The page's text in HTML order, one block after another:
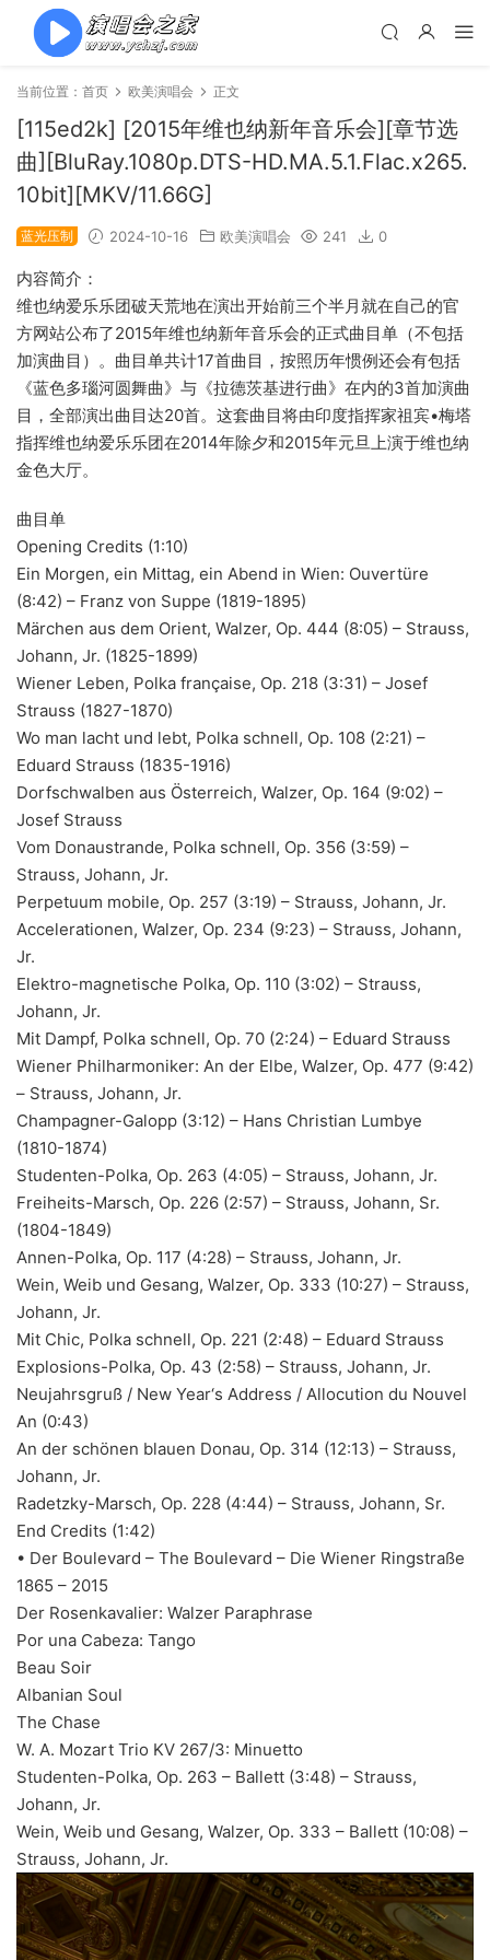
当前位置： 首页 欧美演唱会 正文
[115ed2k] [2015年维也纳新年音乐会][章节选
曲][BluRay.1080p.DTS-HD.MA.5.1.Flac.x265.
10bit][MKV/11.66G]
蓝光压制 2024-10-16 欧美演唱会 241 0
内容简介：
维也纳爱乐乐团破天荒地在演出开始前三个半月就在自己的官
方网站公布了2015年维也纳新年音乐会的正式曲目单（不包括
加演曲目）。曲目单共计17首曲目，按照历年惯例还会有包括
《蓝色多瑙河圆舞曲》与《拉德茨基进行曲》在内的3首加演曲
目，全部演出曲目达20首。这套曲目将由印度指挥家祖宾•梅塔
指挥维也纳爱乐乐团在2014年除夕和2015年元旦上演于维也纳
金色大厅。
曲目单
Opening Credits (1:10)
Ein Morgen, ein Mittag, ein Abend in Wien: Ouvertüre
(8:42) – Franz von Suppe (1819-1895)
Märchen aus dem Orient, Walzer, Op. 444 (8:05) – Strauss,
Johann, Jr. (1825-1899)
Wiener Leben, Polka française, Op. 218 (3:31) – Josef
Strauss (1827-1870)
Wo man lacht und lebt, Polka schnell, Op. 108 (2:21) –
Eduard Strauss (1835-1916)
Dorfschwalben aus Österreich, Walzer, Op. 164 (9:02) –
Josef Strauss
Vom Donaustrande, Polka schnell, Op. 356 (3:59) –
Strauss, Johann, Jr.
Perpetuum mobile, Op. 257 (3:19) – Strauss, Johann, Jr.
Accelerationen, Walzer, Op. 234 (9:23) – Strauss, Johann,
Jr.
Elektro-magnetische Polka, Op. 110 (3:02) – Strauss,
Johann, Jr.
Mit Dampf, Polka schnell, Op. 70 (2:24) – Eduard Strauss
Wiener Philharmoniker: An der Elbe, Walzer, Op. 477 (9:42)
– Strauss, Johann, Jr.
Champagner-Galopp (3:12) – Hans Christian Lumbye
(1810-1874)
Studenten-Polka, Op. 263 (4:05) – Strauss, Johann, Jr.
Freiheits-Marsch, Op. 226 (2:57) – Strauss, Johann, Sr.
(1804-1849)
Annen-Polka, Op. 117 (4:28) – Strauss, Johann, Jr.
Wein, Weib und Gesang, Walzer, Op. 333 (10:27) – Strauss,
Johann, Jr.
Mit Chic, Polka schnell, Op. 221 (2:48) – Eduard Strauss
Explosions-Polka, Op. 43 (2:58) – Strauss, Johann, Jr.
Neujahrsgruß / New Year‘s Address / Allocution du Nouvel
An (0:43)
An der schönen blauen Donau, Op. 314 (12:13) – Strauss,
Johann, Jr.
Radetzky-Marsch, Op. 228 (4:44) – Strauss, Johann, Sr.
End Credits (1:42)
• Der Boulevard – The Boulevard – Die Wiener Ringstraße
1865 – 2015
Der Rosenkavalier: Walzer Paraphrase
Por una Cabeza: Tango
Beau Soir
Albanian Soul
The Chase
W. A. Mozart Trio KV 267/3: Minuetto
Studenten-Polka, Op. 263 – Ballett (3:48) – Strauss,
Johann, Jr.
Wein, Weib und Gesang, Walzer, Op. 333 – Ballett (10:08) –
Strauss, Johann, Jr.